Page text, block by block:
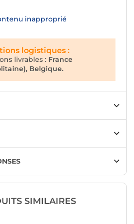
inapproprié
logistiques :
livrables : France
Belgique.
SIMILAIRES